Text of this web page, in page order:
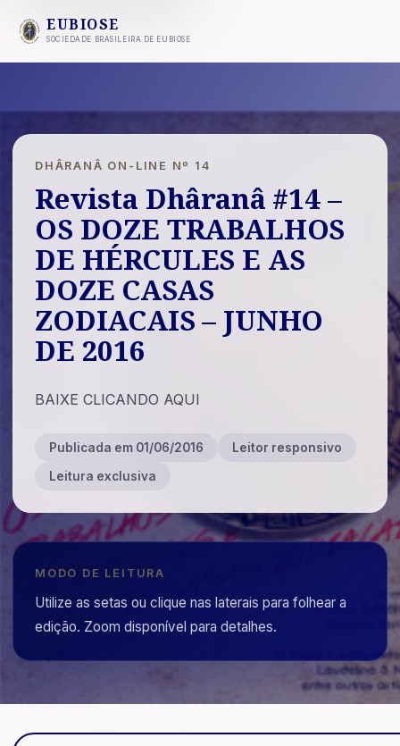
EUBIOSE
SOCIEDADE BRASILEIRA DE EUBIOSE
DHÂRANÂ ON-LINE Nº 14
Revista Dhâranâ #14 –
OS DOZE TRABALHOS
DE HÉRCULES E AS
DOZE CASAS
ZODIACAIS – JUNHO
DE 2016
BAIXE CLICANDO AQUI
Publicada em 01/06/2016
Leitor responsivo
Leitura exclusiva
MODO DE LEITURA
Utilize as setas ou clique nas laterais para folhear a
edição. Zoom disponível para detalhes.